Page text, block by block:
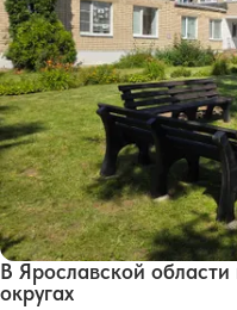
В Ярославской
округах